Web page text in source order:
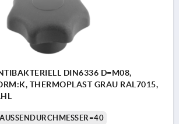
DIN6336 D=M08,
THERMOPLAST GRAU RAL7015,
AUSSENDURCHMESSER=40